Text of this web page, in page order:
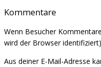
Kommentare
Wenn Besucher
wird der Browser
Aus deiner E-Mail-Adresse